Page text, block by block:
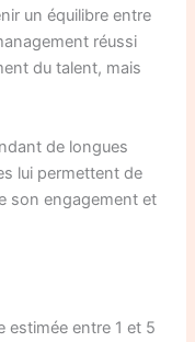
un équilibre entre
réussi
du talent, mais
de longues
lui permettent de
son engagement et
estimée entre 1 et 5